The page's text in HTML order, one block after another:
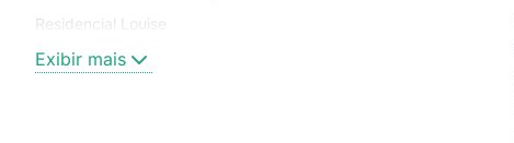
Residencial Louise
Exibir mais